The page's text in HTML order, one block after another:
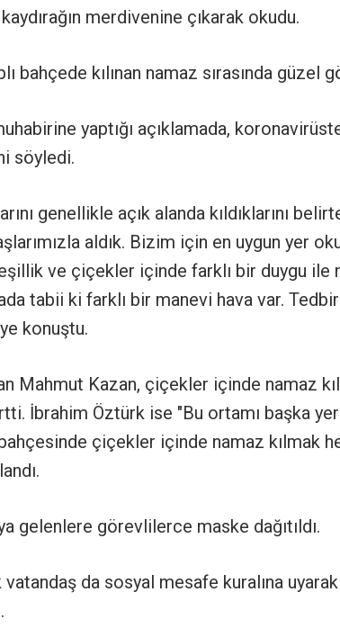
merdivenine çıkarak okudu.
bahçede kılınan namaz sırasında güzel
yaptığı açıklamada,
söyledi.
genellikle açık alanda kıldıklarını
aldık. Bizim için en uygun yer
ve çiçekler içinde farklı bir duygu ile
tabii ki farklı bir manevi hava var.
konuştu.
Mahmut Kazan, çiçekler içinde namaz
İbrahim Öztürk ise "Bu ortamı başka
çiçekler içinde namaz kılmak
gelenlere görevlilerce maske dağıtıldı.
da sosyal mesafe kuralına uyarak